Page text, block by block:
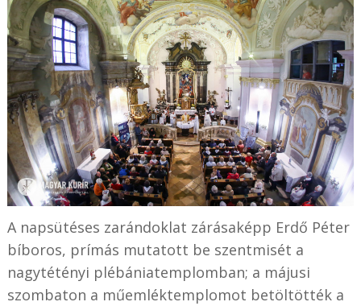
A napsütéses zarándoklat zárásaképp Erdő Péter
bíboros, prímás mutatott be szentmisét a
nagytétényi plébániatemplomban; a májusi
szombaton a műemléktemplomot betöltötték a